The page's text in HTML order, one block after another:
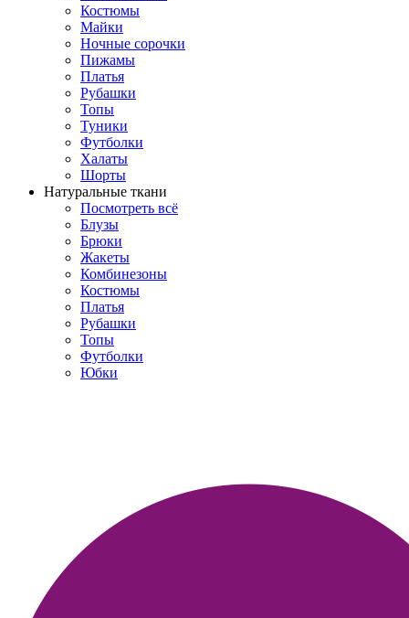
Костюмы
Майки
Ночные сорочки
Пижамы
Платья
Рубашки
Топы
Туники
Футболки
Халаты
Шорты
Натуральные ткани
Посмотреть всё
Блузы
Брюки
Жакеты
Комбинезоны
Костюмы
Платья
Рубашки
Топы
Футболки
Юбки